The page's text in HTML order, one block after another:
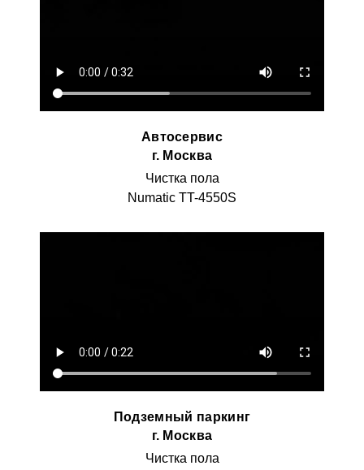
Автосервис
г. Москва
Чистка пола
Numatic TT-4550S
Подземный паркинг
г. Москва
Чистка пола